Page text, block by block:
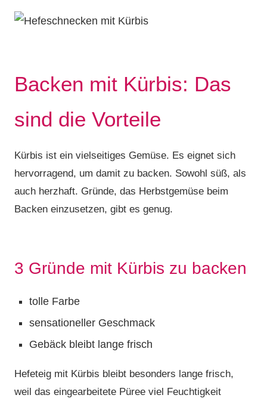
Backen mit Kürbis: Das
sind die Vorteile
Kürbis ist ein vielseitiges Gemüse. Es eignet sich
hervorragend, um damit zu backen. Sowohl süß, als
auch herzhaft. Gründe, das Herbstgemüse beim
Backen einzusetzen, gibt es genug.
3 Gründe mit Kürbis zu backen
tolle Farbe
sensationeller Geschmack
Gebäck bleibt lange frisch
Hefeteig mit Kürbis bleibt besonders lange frisch,
weil das eingearbeitete Püree viel Feuchtigkeit